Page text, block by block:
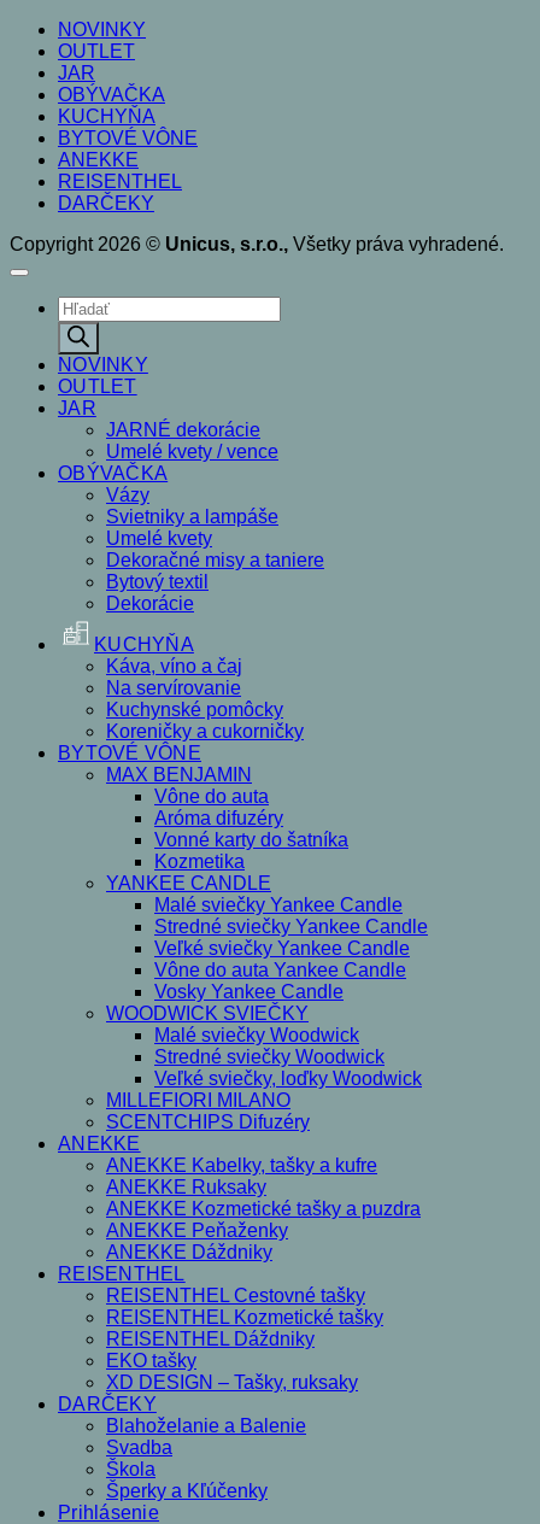
NOVINKY
OUTLET
JAR
OBÝVAČKA
KUCHYŇA
BYTOVÉ VÔNE
ANEKKE
REISENTHEL
DARČEKY
Copyright 2026 © Unicus, s.r.o., Všetky práva vyhradené.
Products
search
NOVINKY
OUTLET
JAR
JARNÉ dekorácie
Umelé kvety / vence
OBÝVAČKA
Vázy
Svietniky a lampáše
Umelé kvety
Dekoračné misy a taniere
Bytový textil
Dekorácie
KUCHYŇA
Káva, víno a čaj
Na servírovanie
Kuchynské pomôcky
Koreničky a cukorničky
BYTOVÉ VÔNE
MAX BENJAMIN
Vône do auta
Aróma difuzéry
Vonné karty do šatníka
Kozmetika
YANKEE CANDLE
Malé sviečky Yankee Candle
Stredné sviečky Yankee Candle
Veľké sviečky Yankee Candle
Vône do auta Yankee Candle
Vosky Yankee Candle
WOODWICK SVIEČKY
Malé sviečky Woodwick
Stredné sviečky Woodwick
Veľké sviečky, loďky Woodwick
MILLEFIORI MILANO
SCENTCHIPS Difuzéry
ANEKKE
ANEKKE Kabelky, tašky a kufre
ANEKKE Ruksaky
ANEKKE Kozmetické tašky a puzdra
ANEKKE Peňaženky
ANEKKE Dáždniky
REISENTHEL
REISENTHEL Cestovné tašky
REISENTHEL Kozmetické tašky
REISENTHEL Dáždniky
EKO tašky
XD DESIGN – Tašky, ruksaky
DARČEKY
Blahoželanie a Balenie
Svadba
Škola
Šperky a Kľúčenky
Prihlásenie